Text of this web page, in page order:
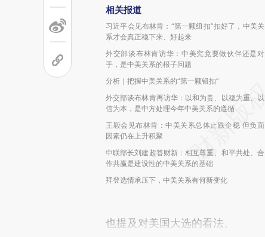
相关报道
习近平会见布林肯：“第一颗纽扣”扣好了，中美关
系才会真正稳下来、好起来
外交部谈布林肯访华：中美究竟要做伙伴还是对
手，是中美关系的根子问题
分析｜把握中美关系的“第一颗钮扣”
外交部谈布林肯再访华：以和为贵、以稳为重、以
信为本，是中方处理今年中美关系的遵循
王毅会见布林肯：中美关系总体止跌企稳 但负面
因素仍在上升积聚
中联部长刘建超答财新：相互尊重、和平共处、合
作共赢是建设性的中美关系的基础
拜登选情承压下，中美关系有何新变化
也提及对美国大选的看法。